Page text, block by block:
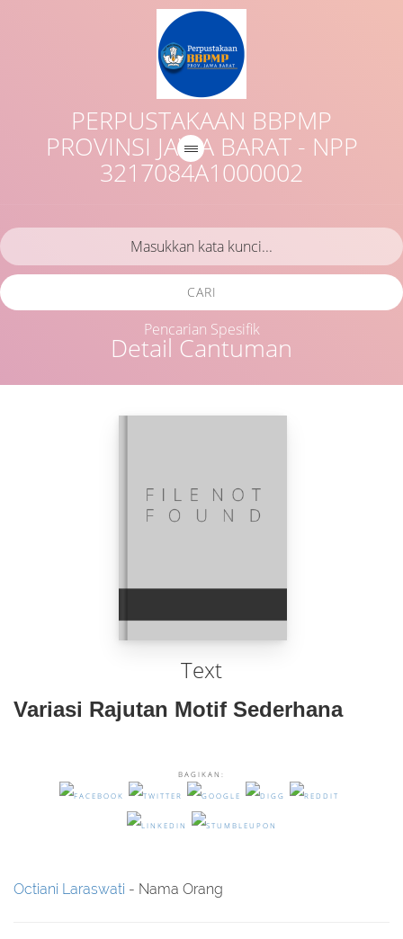
PERPUSTAKAAN BBPMP
PROVINSI JAWA BARAT - NPP
3217084A1000002
Detail Cantuman
CARI
Pencarian Spesifik
Text
Variasi Rajutan Motif Sederhana
BAGIKAN:
Octiani Laraswati - Nama Orang